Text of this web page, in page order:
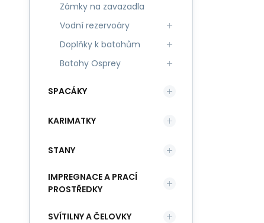
Zámky na zavazadla
Vodní rezervoáry
Doplňky k batohům
Batohy Osprey
SPACÁKY
KARIMATKY
STANY
IMPREGNACE A PRACÍ
PROSTŘEDKY
SVÍTILNY A ČELOVKY